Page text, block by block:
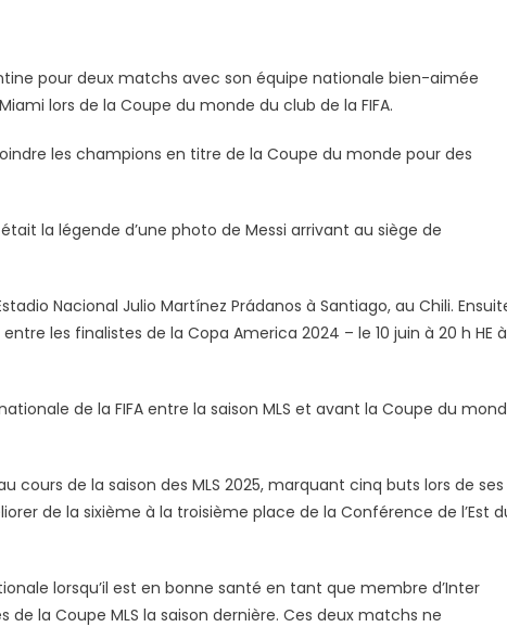
pour deux matchs avec son équipe nationale bien-aimée
lors de la Coupe du monde du club de la FIFA.
les champions en titre de la Coupe du monde pour des
était la légende d’une photo de Messi arrivant au siège de
Nacional Julio Martínez Prádanos à Santiago, au Chili.
les finalistes de la Copa America 2024 – le 10 juin à 20 h HE à
de la FIFA entre la saison MLS et avant la Coupe du
cours de la saison des MLS 2025, marquant cinq buts lors de ses
de la sixième à la troisième place de la Conférence de l’Est
lorsqu’il est en bonne santé en tant que membre d’Inter
la Coupe MLS la saison dernière. Ces deux matchs ne